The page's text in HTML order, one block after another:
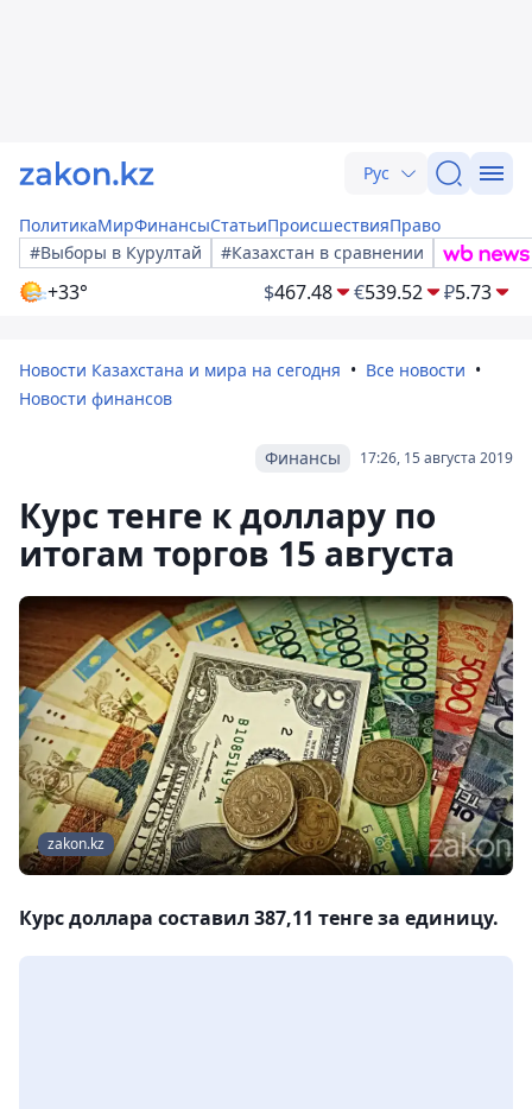
Рус
ПолитикаМирФинансыСтатьиПроисшествияПраво
#Выборы в Курултай
#Казахстан в сравнении
+33° $467.48 €539.52 ₽5.73
Новости Казахстана и мира на сегодня
Все новости
Новости финансов
17:26, 15 августа 2019
Финансы
Курс тенге к доллару по
итогам торгов 15 августа
zakon.kz
Курс доллара составил 387,11 тенге за единицу.